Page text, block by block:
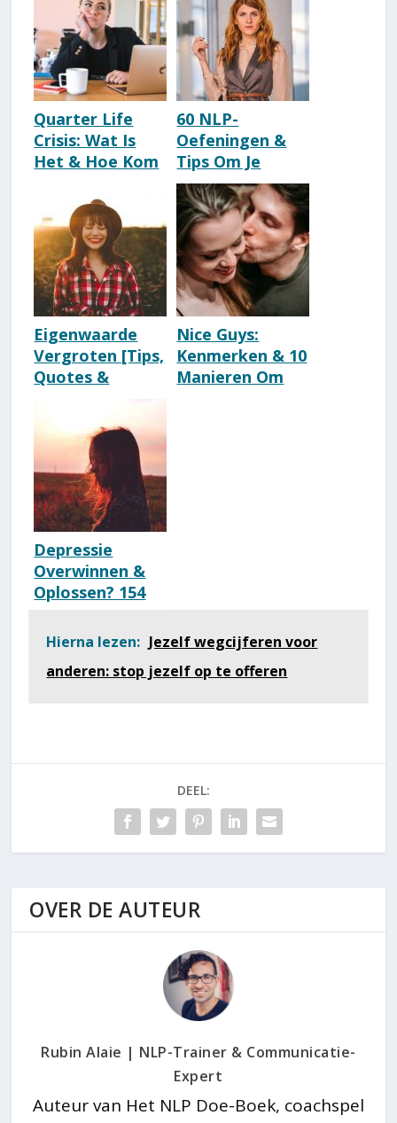
Quarter Life
Crisis: Wat Is
Het & Hoe Kom
[Kenmerken &
Tips]
60 NLP-
Oefeningen &
Tips Om Je
Zelfvertrouwen
Te Vergroten &
Opbouwen
Eigenwaarde
Vergroten [Tips,
Quotes &
Nice Guys:
Kenmerken & 10
Manieren Om
Depressie
Overwinnen &
Oplossen? 154
Behandeling]
Hierna lezen: Jezelf wegcijferen voor
anderen: stop jezelf op te offeren
DEEL:
OVER DE AUTEUR
Rubin Alaie | NLP-Trainer & Communicatie-
Expert
Auteur van Het NLP Doe-Boek, coachspel